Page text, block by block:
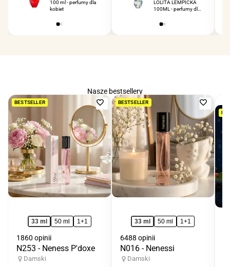
100 ml - perfumy dla
kobiet
Dolce 75 ml - perfumy
dla kobiet
LOLITA LEMPICKA
100ML - perfumy dla
Nasze bestsellery
BESTSELLER
Dodaj
do
ulubionych
33 ml 50 ml 1+1
1860 opinii
N253 - Neness P'doxe
Damski
BESTSELLER
Dodaj
do
33 ml 50 ml 1+1
6488 opinii
N016 - Nenessi
Damski